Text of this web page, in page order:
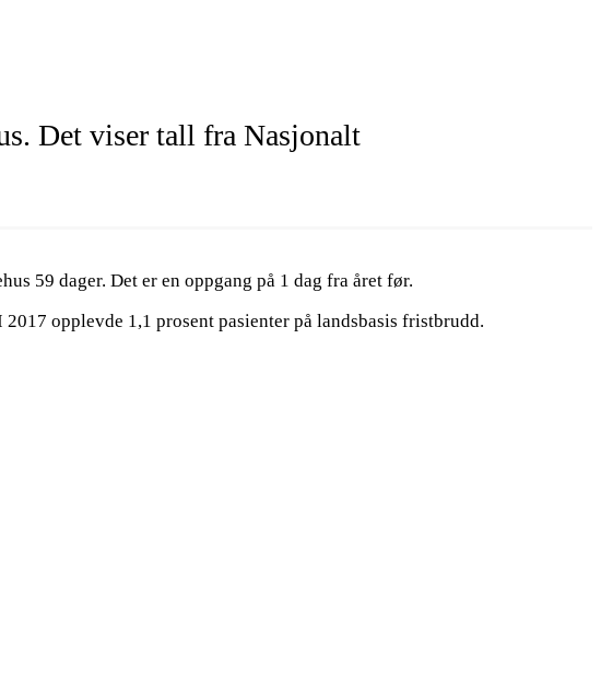
Det viser tall fra Nasjonalt
59 dager. Det er en oppgang på 1 dag fra året før.
opplevde 1,1 prosent pasienter på landsbasis fristbrudd.